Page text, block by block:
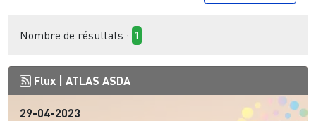
Nombre de résultats : 1
Flux | ATLAS ASDA
29-04-2023